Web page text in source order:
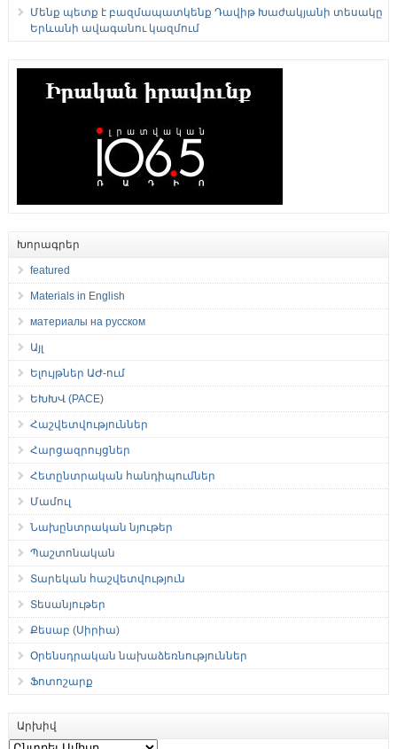
Մենք պետք է բազմապատկենք Դավիթ Խաժակյանի տեսակը
Երևանի ավագանու կազմում
Խորագրեր
featured
Materials in English
материалы на русском
Այլ
Ելույթներ ԱԺ-ում
ԵԽԽՎ (PACE)
Հաշվետվություններ
Հարցազրույցներ
Հետընտրական հանդիպումներ
Մամուլ
Նախընտրական նյութեր
Պաշտոնական
Տարեկան հաշվետվություն
Տեսանյութեր
Քեսաբ (Սիրիա)
Օրենսդրական նախաձեռնություններ
Ֆոտոշարք
Արխիվ